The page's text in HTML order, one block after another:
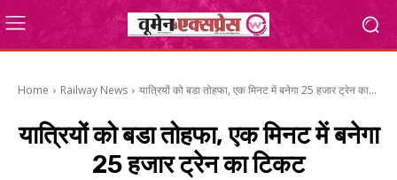
Home Railway News यात्रियों को बडा तोहफा, एक मिनट में बनेगा 25 हजार ट्रेन का...
यात्रियों को बडा तोहफा, एक मिनट में बनेगा
25 हजार ट्रेन का टिकट